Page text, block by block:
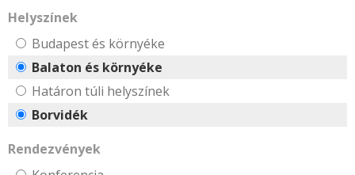
Helyszínek
Budapest és környéke
Balaton és környéke
Határon túli helyszínek
Borvidék
Rendezvények